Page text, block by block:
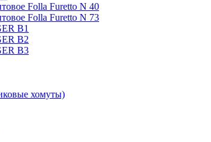
Folla Furetto N 40
Folla Furetto N 73
B1
B2
B3
хомуты)